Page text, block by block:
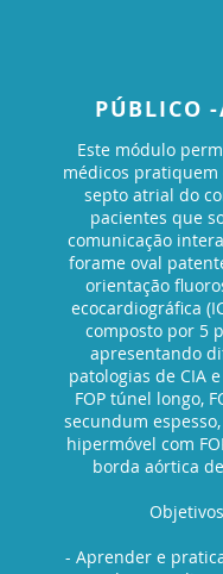
PÚBLICO
Este módulo
médicos
septo atrial do
pacientes que
comunicação
forame oval
orientação
ecocardiográfica
composto por 5
apresentando
patologias de CIA e
FOP túnel longo,
secundum
hipermóvel com
borda aórtica
- Aprender e